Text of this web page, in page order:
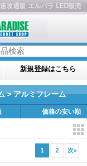
攻通販 エルパラ LED販売
新規登録はこちら
> アルミフレーム
価格の安い順
1 2 次»